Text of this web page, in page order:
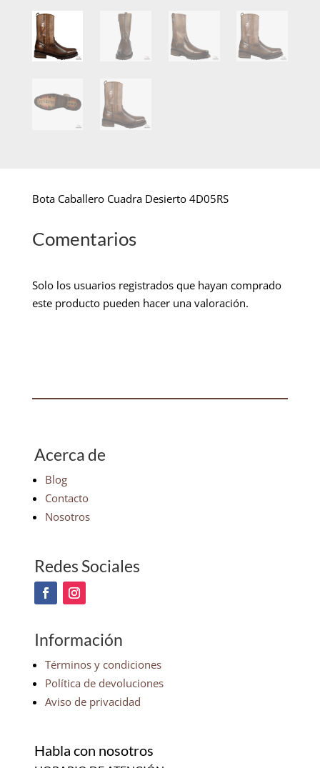
Bota Caballero Cuadra Desierto 4D05RS
Comentarios
Solo los usuarios registrados que hayan comprado
este producto pueden hacer una valoración.
Acerca de
Blog
Contacto
Nosotros
Redes Sociales
Información
Términos y condiciones
Política de devoluciones
Aviso de privacidad
Habla con nosotros